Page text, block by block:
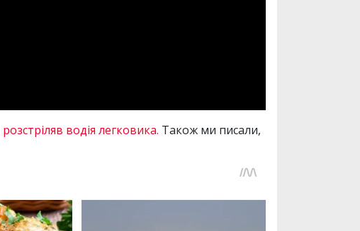
розстріляв водія легковика. Також ми писали,